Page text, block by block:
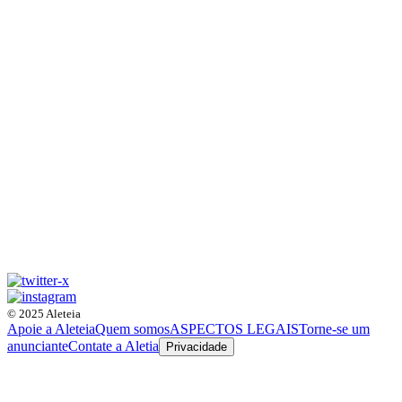
© 2025 Aleteia
Apoie a AleteiaQuem somosASPECTOS LEGAISTorne-se um
anuncianteContate a Aletia Privacidade